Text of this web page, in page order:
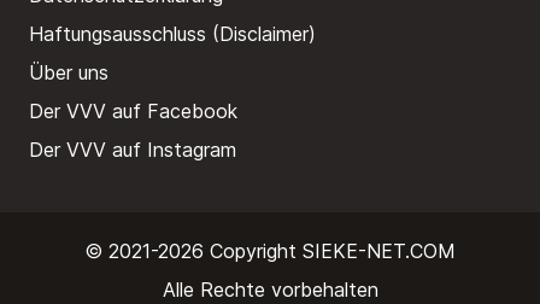
Haftungsausschluss (Disclaimer)
Über uns
Der VVV auf Facebook
Der VVV auf Instagram
© 2021-2026 Copyright SIEKE-NET.COM
Alle Rechte vorbehalten